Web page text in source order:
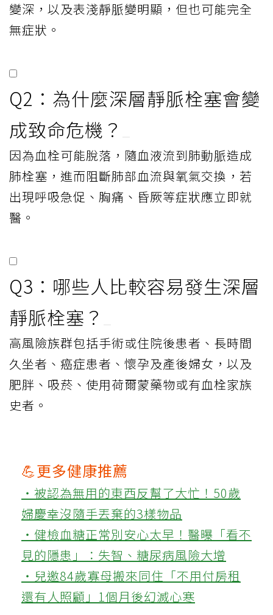
變深，以及表淺靜脈變明顯，但也可能完全
無症狀。
Q2：為什麼深層靜脈栓塞會變
成致命危機？
因為血栓可能脫落，隨血液流到肺動脈造成
肺栓塞，進而阻斷肺部血流與氧氣交換，若
出現呼吸急促、胸痛、昏厥等症狀應立即就
醫。
Q3：哪些人比較容易發生深層
靜脈栓塞？
高風險族群包括手術或住院後患者、長時間
久坐者、癌症患者、懷孕及產後婦女，以及
肥胖、吸菸、使用荷爾蒙藥物或有血栓家族
史者。
💪更多健康推薦
‧被認為無用的東西反幫了大忙！50歲
婦慶幸沒隨手丟棄的3樣物品
‧健檢血糖正常別安心太早！醫曝「看不
見的隱患」：失智、糖尿病風險大增
‧兒邀84歲寡母搬來同住「不用付房租
還有人照顧」1個月後幻滅心寒